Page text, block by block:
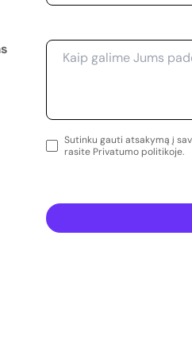
Sutinku gauti atsakymą į
rasite Privatumo politikoje.